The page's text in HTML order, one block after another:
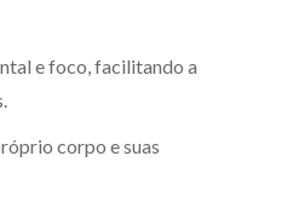
e foco, facilitando a
corpo e suas